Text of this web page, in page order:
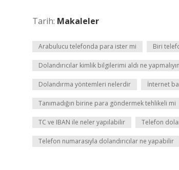
Tarih: Makaleler
Arabulucu telefonda para ister mi Biri
Dolandırıcılar kimlik bilgilerimi aldı ne
Dolandırma yöntemleri nelerdir İnternet
Tanımadığın birine para göndermek tehlikeli mi
TC ve IBAN ile neler yapılabilir Telefon
Telefon numarasıyla dolandırıcılar ne yapabilir